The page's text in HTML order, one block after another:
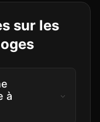
sur les
à